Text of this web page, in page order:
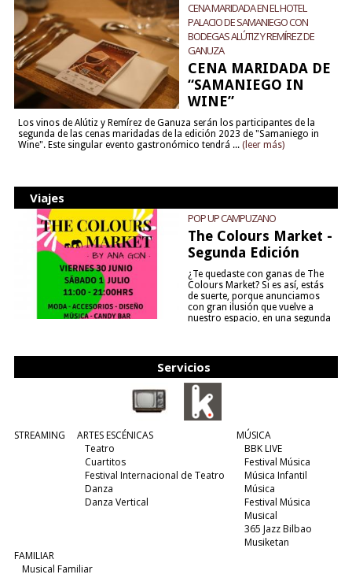
CENA MARIDADA EN EL HOTEL
PALACIO DE SAMANIEGO CON
BODEGAS ALÚTIZ Y REMÍREZ DE
GANUZA
CENA MARIDADA DE
“SAMANIEGO IN
WINE”
Los vinos de Alútiz y Remírez de Ganuza serán los participantes de la
segunda de las cenas maridadas de la edición 2023 de "Samaniego in
Wine". Este singular evento gastronómico tendrá ... (leer más)
Viajes
POP UP CAMPUZANO
The Colours Market -
Segunda Edición
¿Te quedaste con ganas de The
Colours Market? Si es así, estás
de suerte, porque anunciamos
con gran ilusión que vuelve a
nuestro espacio, en una segunda
Servicios
STREAMING
ARTES ESCÉNICAS
Teatro
Cuartitos
Festival Internacional de Teatro
Danza
Danza Vertical
MÚSICA
BBK LIVE
Festival Música
Música Infantil
Música
Festival Música
Musical
365 Jazz Bilbao
Musiketan
FAMILIAR
Musical Familiar